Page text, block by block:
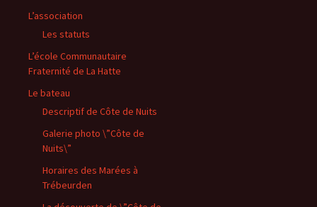
L’association
Les statuts
L’école Communautaire
Fraternité de La Hatte
Le bateau
Descriptif de Côte de Nuits
Galerie photo \”Côte de
Nuits\”
Horaires des Marées à
Trébeurden